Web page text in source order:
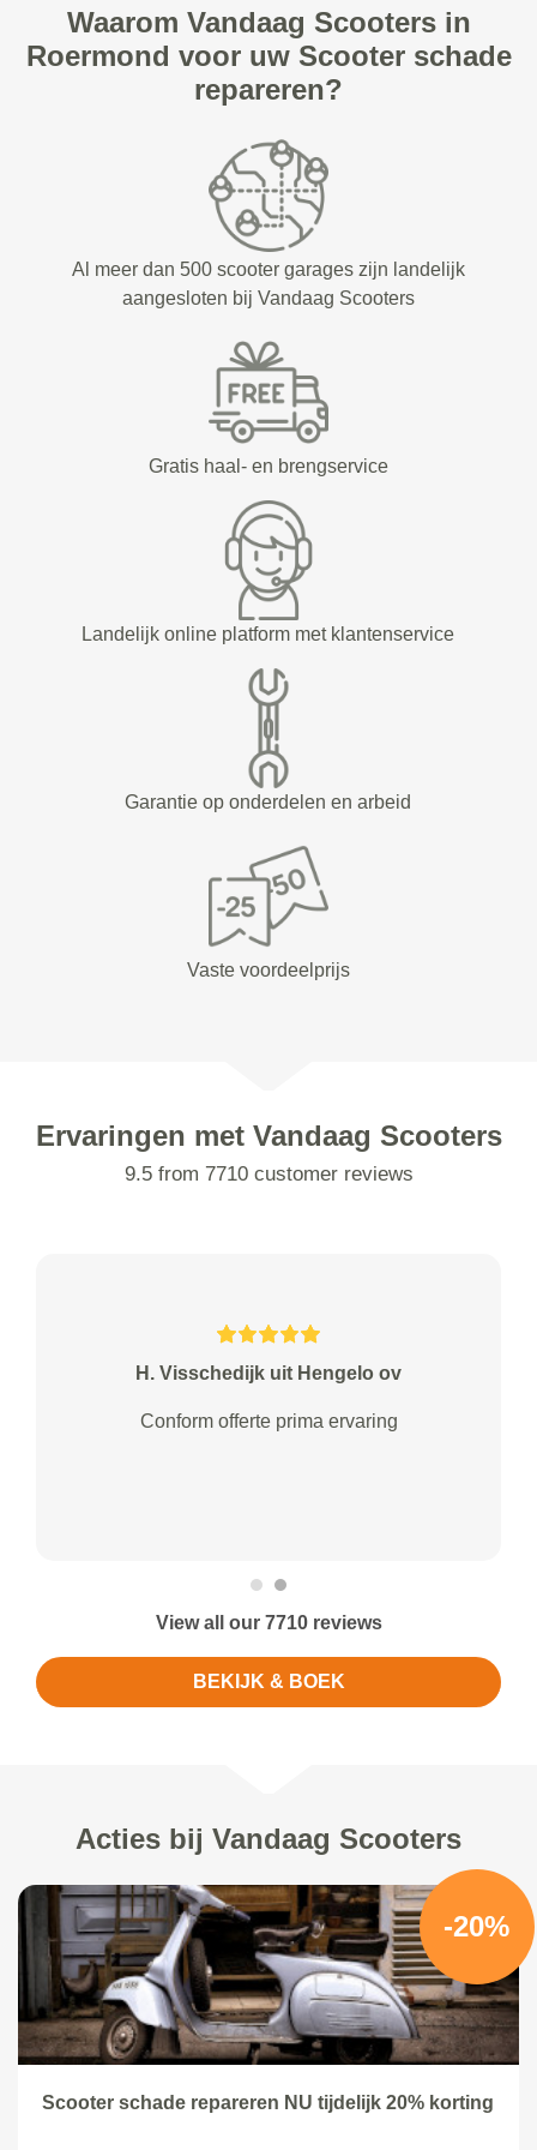
Waarom Vandaag Scooters in
Roermond voor uw Scooter schade
repareren?
Al meer dan 500 scooter garages zijn landelijk
aangesloten bij Vandaag Scooters
Gratis haal- en brengservice
Landelijk online platform met klantenservice
Garantie op onderdelen en arbeid
Vaste voordeelprijs
Ervaringen met Vandaag Scooters
9.5 from 7710 customer reviews
H. Visschedijk uit Hengelo ov
Conform offerte prima ervaring
View all our 7710 reviews
BEKIJK & BOEK
Acties bij Vandaag Scooters
-20%
Scooter schade repareren NU tijdelijk 20% korting